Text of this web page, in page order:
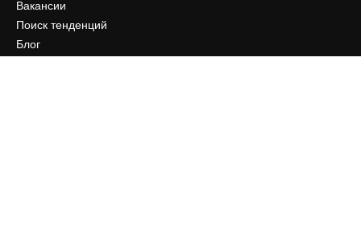
Вакансии
Поиск тенденций
Блог